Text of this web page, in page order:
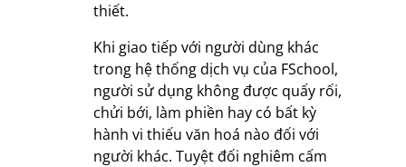
thiết.
Khi giao tiếp với người dùng khác
trong hệ thống dịch vụ của FSchool,
người sử dụng không được quấy rối,
chửi bới, làm phiền hay có bất kỳ
hành vi thiếu văn hoá nào đối với
người khác. Tuyệt đối nghiêm cấm